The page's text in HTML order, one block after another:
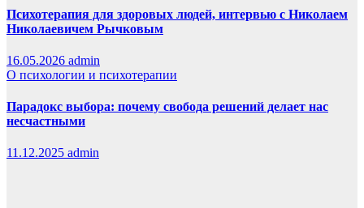
Психотерапия для здоровых людей, интервью с Николаем
Николаевичем Рычковым
16.05.2026 admin
О психологии и психотерапии
Парадокс выбора: почему свобода решений делает нас
несчастными
11.12.2025 admin